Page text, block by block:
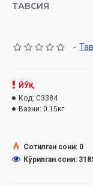
1. Тавба эшиклари
3. Жаҳолатга
4. Мусо
5. Фолбинга бориш –
7. Қурбон ҳайитига
8. Шукр ва сабрнинг
9. Икки дунё
ТАВСИЯ
-
ЙЎҚ
Код: C3384
Вазни: 0.15кг
Сотилган сони: 0
Кўрилган сони: